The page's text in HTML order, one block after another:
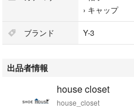
› キャップ
ブランド Y-3
出品者情報
house closet
house_closet